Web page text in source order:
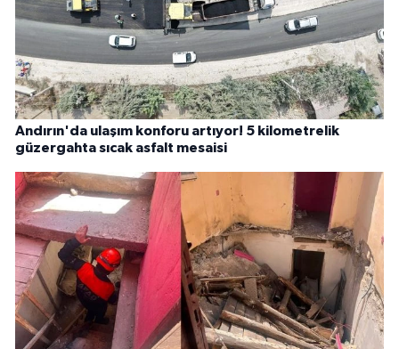
Andırın'da ulaşım konforu artıyor! 5 kilometrelik
güzergahta sıcak asfalt mesaisi